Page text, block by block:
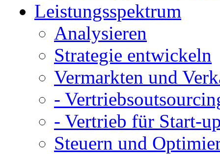
Leistungsspektrum
Analysieren
Strategie entwickeln
Vermarkten und
-
- Vertrieb für Start-
Steuern und